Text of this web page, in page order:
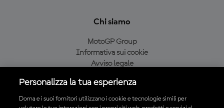
Chi siamo
MotoGP Group
Informativa sui cookie
Avviso legale
Condizioni di acquisto
Personalizza la tua esperienza
Dorna e i suoi fornitori utilizzano i cookie e tecnologie simili per